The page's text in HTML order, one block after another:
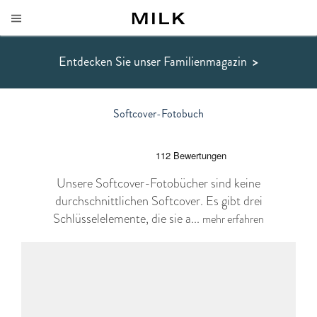
Entdecken Sie unser Familienmagazin >
Softcover-Fotobuch
Unsere Softcover-Fotobücher sind keine
durchschnittlichen Softcover. Es gibt drei
Schlüsselelemente, die sie a... mehr erfahren